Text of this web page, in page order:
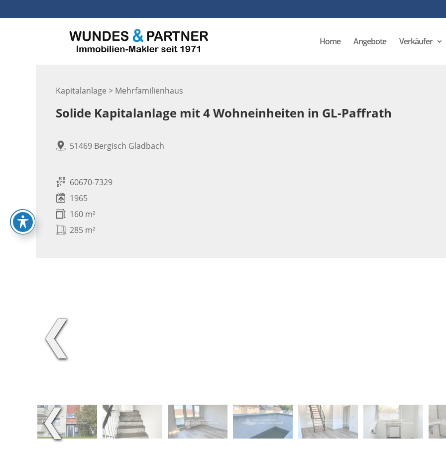
Home Angebote Verkäufer
Kapitalanlage > Mehrfamilienhaus
Solide Kapitalanlage mit 4 Wohneinheiten in GL-Paffrath
51469 Bergisch Gladbach
60670-7329
1965
160 m²
285 m²
❮
❮